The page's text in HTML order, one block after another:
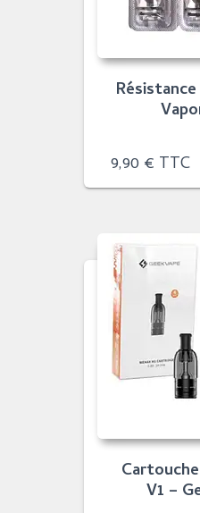
9,90 € TTC
V1 –